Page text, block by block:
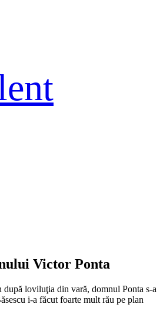
Victor Ponta
după loviluţia din vară, domnul Ponta s-a
i-a făcut foarte mult rău pe plan